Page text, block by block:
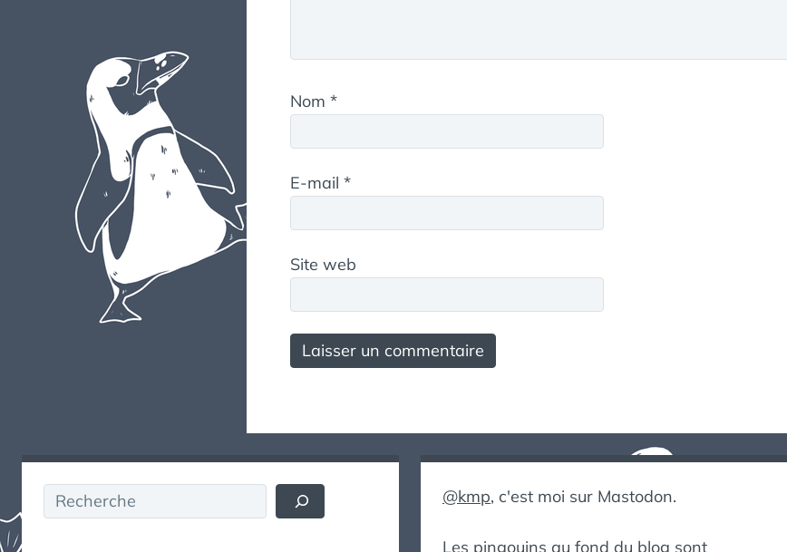
Nom *
E-mail *
Site web
Rechercher @kmp, c'est moi sur Mastodon.
Les pingouins au fond du blog sont